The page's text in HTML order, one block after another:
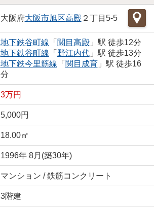
大阪府大阪市旭区高殿２丁目5-5
地下鉄谷町線 「 関目高殿」駅 徒歩12分
地下鉄谷町線 「 野江内代」駅 徒歩13分
地下鉄今里筋線 「 関目成育」駅 徒歩16
分
3万円
5,000円
18.00㎡
1996年 8月(築30年)
マンション / 鉄筋コンクリート
3階建